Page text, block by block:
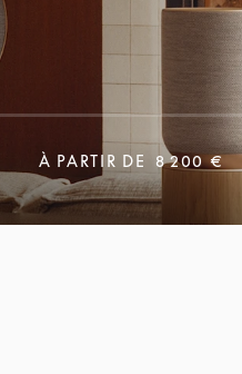
À PARTIR DE
8 200 €